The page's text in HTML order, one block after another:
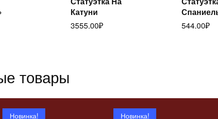
Читать
Катуни
3555.00₽
544.00₽
товары
Новинка! Новинка!